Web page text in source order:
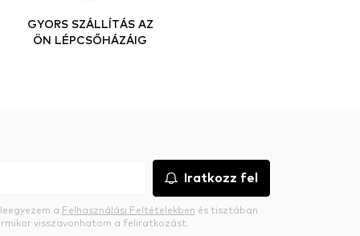
GYORS SZÁLLÍTÁS AZ
ÖN LÉPCSŐHÁZÁIG
Iratkozz fel
a Felhasználási Feltételekben és tisztában
visszavonhatom a feliratkozást.